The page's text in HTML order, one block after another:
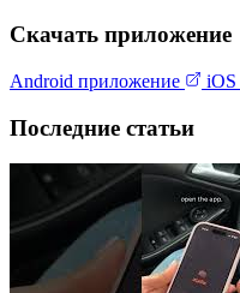
Скачать приложение
Android приложение
Последние статьи